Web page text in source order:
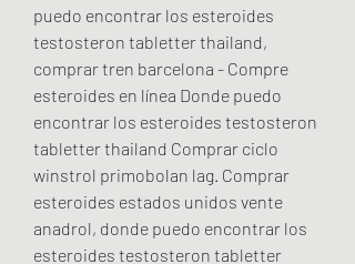
puedo encontrar los esteroides
testosteron tabletter thailand,
comprar tren barcelona - Compre
esteroides en línea Donde puedo
encontrar los esteroides testosteron
tabletter thailand Comprar ciclo
winstrol primobolan lag. Comprar
esteroides estados unidos vente
anadrol, donde puedo encontrar los
esteroides testosteron tabletter